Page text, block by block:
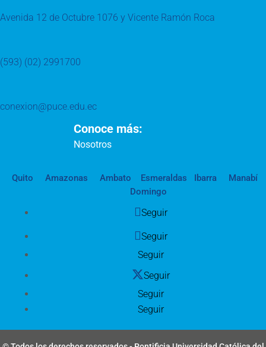
Avenida 12 de Octubre 1076 y Vicente Ramón Roca
(593) (02) 2991700
conexion@puce.edu.ec
Conoce más:
Nosotros
Quito Amazonas Ambato Esmeraldas Ibarra
Manabí
Domingo
Seguir
Seguir
Seguir
Seguir
Seguir
Seguir